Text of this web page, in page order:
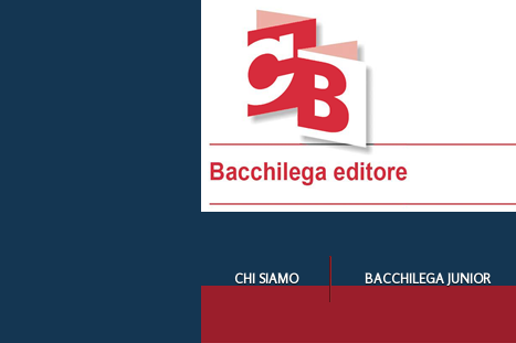
CHI SIAMO BACCHILEGA JUNIOR